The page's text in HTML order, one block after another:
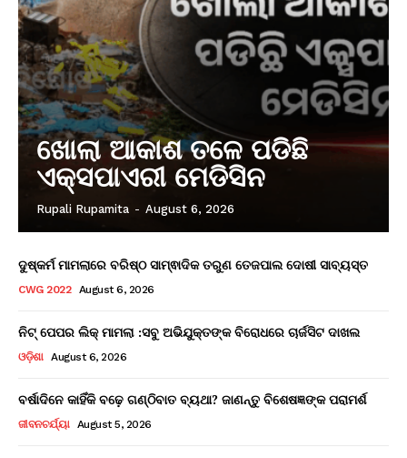
ଖୋଲା ଆକାଶ ତଳେ ପଡିଛି
ଏକ୍ସପାଏରୀ ମେଡିସିନ
Rupali Rupamita - August 6, 2026
ଦୁଷ୍କର୍ମ ମାମଲାରେ ବରିଷ୍ଠ ସାମ୍ଵାଦିକ ତରୁଣ ତେଜପାଲ ଦୋଷୀ ସାବ୍ୟସ୍ତ
CWG 2022 August 6, 2026
ନିଟ୍ ପେପର ଲିକ୍ ମାମଲା :ସବୁ ଅଭିଯୁକ୍ତଙ୍କ ବିରୋଧରେ ଚାର୍ଜସିଟ ଦାଖଲ
ଓଡ଼ିଶା August 6, 2026
ବର୍ଷାଦିନେ କାହିଁକି ବଢ଼େ ଗଣ୍ଠିବାତ ବ୍ୟଥା? ଜାଣନ୍ତୁ ବିଶେଷଜ୍ଞଙ୍କ ପରାମର୍ଶ
ଜୀବନଚର୍ଯ୍ୟା August 5, 2026